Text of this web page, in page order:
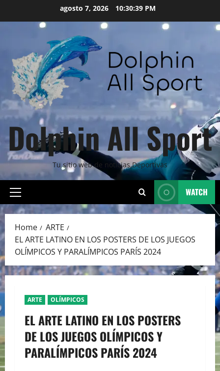
agosto 7, 2026 10:30:40 PM
Dolphin All Sport
Tu sitio web de noticias Deportivas
Primary
Menu
WATCH
Home
ARTE
EL ARTE LATINO EN LOS POSTERS DE LOS JUEGOS
OLÍMPICOS Y PARALÍMPICOS PARÍS 2024
ARTE OLÍMPICOS
EL ARTE LATINO EN LOS POSTERS
DE LOS JUEGOS OLÍMPICOS Y
PARALÍMPICOS PARÍS 2024